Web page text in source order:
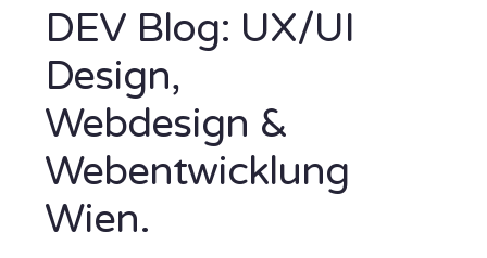
DEV Blog: UX/UI
Design,
Webdesign &
Webentwicklung
Wien.